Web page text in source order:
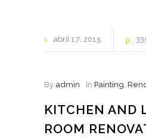
abril17 2015
By admin In Painting,
KITCHEN AND
ROOM